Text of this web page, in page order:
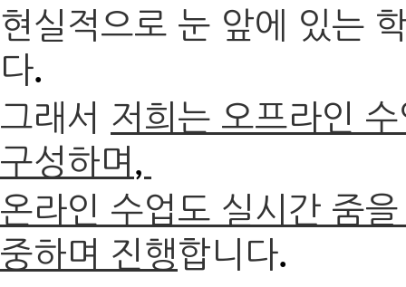
현실적으로 눈 앞에 있는
다.
그래서 저희는 오프라인
구성하며 ,
온라인 수업도 실시간 줌
중하며 진행합니다.